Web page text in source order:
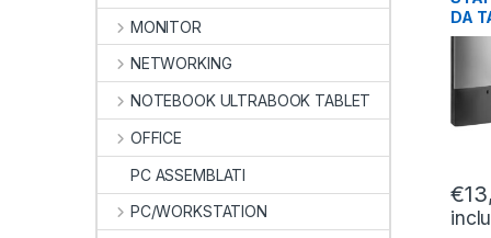
DA
€
MONITOR
NETWORKING
NOTEBOOK ULTRABOOK TABLET
OFFICE
PC ASSEMBLATI
PC/WORKSTATION